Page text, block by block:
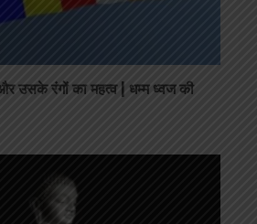
उसके रंगों का महत्व | धम्म ध्वज की